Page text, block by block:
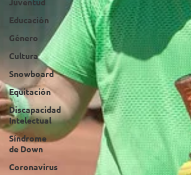
Educación
Género
Cultura
Snowboard
Equitación
Discapacidad
Intelectual
Síndrome
de Down
Coronavirus